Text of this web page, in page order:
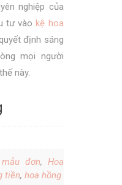
nghiệp của
tư vàokệ hoa
định sáng
mọi người
này.
đơn, Hoa
tiền, hoa hồng